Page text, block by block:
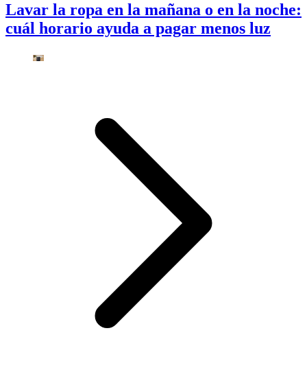
Lavar la ropa en la mañana o en la noche:
cuál horario ayuda a pagar menos luz